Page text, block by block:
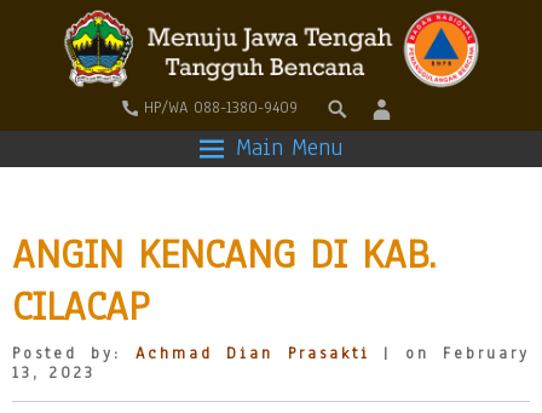
HP/WA 088-1380-9409
Main Menu
ANGIN KENCANG DI KAB.
CILACAP
Posted by: Achmad Dian Prasakti
| on February
13, 2023